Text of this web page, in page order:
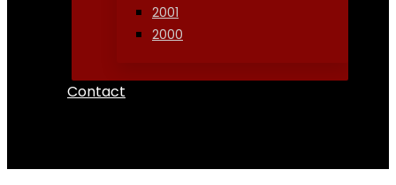
2001
2000
Contact